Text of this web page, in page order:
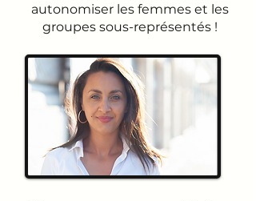
autonomiser les femmes et les
groupes sous-représentés !